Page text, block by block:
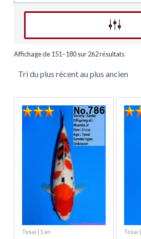
Affinez votre
Affichage de 151–180 sur 262 résultatsdu
au
plus
Tosai | 1 an Tosai